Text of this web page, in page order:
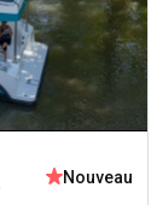
Nouveau